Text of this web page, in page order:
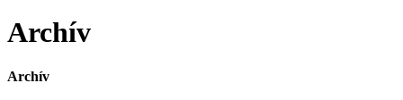
Archív
Archív